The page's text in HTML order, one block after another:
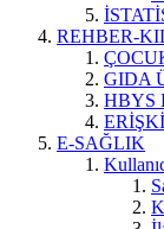
REHBER-
GIDA
HBYS
E-SAĞLIK